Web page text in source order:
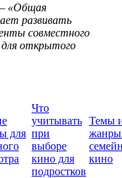
— «Общая
развивать
совместного
для открытого
для
Что
учитывать
при
выборе
кино для
подростков
Темы
жанры
кино